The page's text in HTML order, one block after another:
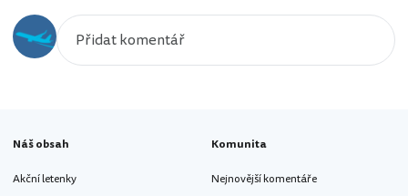
Náš obsah
Akční letenky
Komunita
Nejnovější komentáře